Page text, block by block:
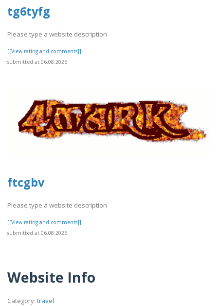
tg6tyfg
Please type a website description
[[View rating and comments]]
submitted at 06.08.2026
ftcgbv
Please type a website description
[[View rating and comments]]
submitted at 06.08.2026
Website Info
Category: travel